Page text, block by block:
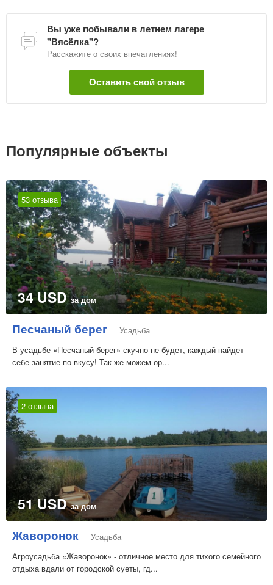
Вы уже побывали в летнем лагере
"Вясёлка"?
Расскажите о своих впечатлениях!
Оставить свой отзыв
Популярные объекты
53 отзыва
34 USDза дом
Песчаный берег
Усадьба
В усадьбе «Песчаный берег» скучно не будет, каждый найдет
себе занятие по вкусу! Так же можем ор...
2 отзыва
51 USDза дом
Жаворонок
Усадьба
Агроусадьба «Жаворонок» - отличное место для тихого семейного
отдыха вдали от городской суеты, гд...